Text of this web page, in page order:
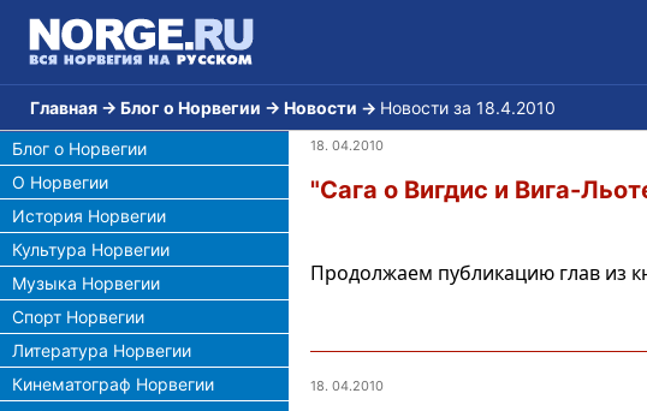
Главная → Блог о Норвегии → Новости → Новости за 18.4.2010
Блог о Норвегии
О Норвегии
История Норвегии
Культура Норвегии
Музыка Норвегии
Спорт Норвегии
Литература Норвегии
Кинематограф Норвегии
18. 04.2010
"Сага о Вигдис и Вига-
Продолжаем публикацию глав из
18. 04.2010